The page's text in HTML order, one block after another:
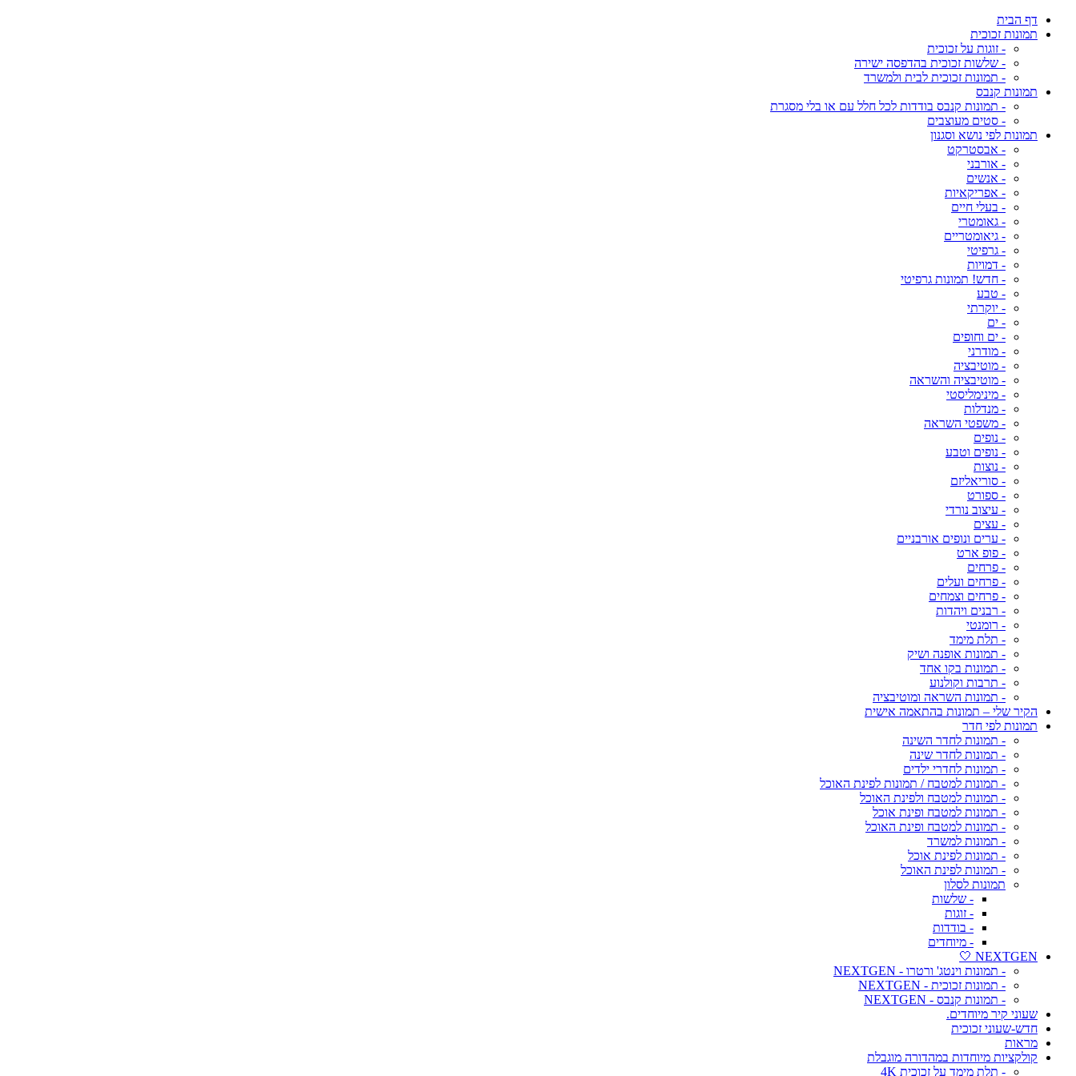
דף הבית
תמונות זכוכית
- זוגות על זכוכית
- שלשות זכוכית בהדפסה ישירה
- תמונות זכוכית לבית ולמשרד
תמונות קנבס
- תמונות קנבס בודדות לכל חלל עם או בלי מסגרת
- סטים מעוצבים
תמונות לפי נושא וסגנון
- אבסטרקט
- אורבני
- אנשים
- אפריקאיות
- בעלי חיים
- גאומטרי
- גיאומטריים
- גרפיטי
- דמויות
- חדש! תמונות גרפיטי
- טבע
- יוקרתי
- ים
- ים וחופים
- מודרני
- מוטיבציה
- מוטיבציה והשראה
- מינימליסטי
- מנדלות
- משפטי השראה
- נופים
- נופים וטבע
- נוצות
- סוריאליזם
- ספורט
- עיצוב נורדי
- עצים
- ערים ונופים אורבניים
- פופ ארט
- פרחים
- פרחים ועלים
- פרחים וצמחים
- רבנים ויהדות
- רומנטי
- תלת מימד
- תמונות אופנה ושיק
- תמונות בקו אחד
- תרבות וקולנוע
- תמונות השראה ומוטיבציה
הקיר שלי – תמונות בהתאמה אישית
תמונות לפי חדר
- תמונות לחדר השינה
- תמונות לחדר שינה
- תמונות לחדרי ילדים
- תמונות למטבח / תמונות לפינת האוכל
- תמונות למטבח ולפינת האוכל
- תמונות למטבח ופינת אוכל
- תמונות למטבח ופינת האוכל
- תמונות למשרד
- תמונות לפינת אוכל
- תמונות לפינת האוכל
תמונות לסלון
- שלשות
- זוגות
- בודדות
- מיוחדים
NEXTGEN 🤍
- תמונות וינטג' ורטרו - NEXTGEN
- תמונות זכוכית - NEXTGEN
- תמונות קנבס - NEXTGEN
שעוני קיר מיוחדים.
חדש-שעוני זכוכית
מראות
קולקציות מיוחדות במהדורה מוגבלת
- תלת מימד על זכוכית 4K